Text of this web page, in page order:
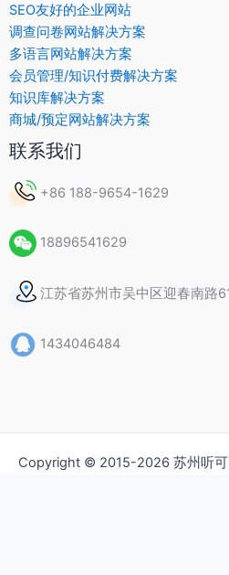
SEO友好的企业网站
调查问卷网站解决方案
多语言网站解决方案
会员管理/知识付费解决方案
知识库解决方案
商城/预定网站解决方案
联系我们
+86 188-9654-1629
18896541629
江苏省苏州市吴中区迎春南路
1434046484
Copyright © 2015-2026 苏州听可